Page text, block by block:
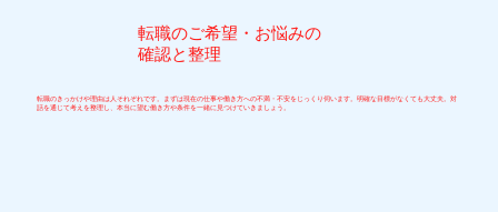
転職のご希望・お悩みの
確認と整理
転職のきっかけや理由は人それぞれです。まずは現在の仕事や働き方への不満・不安をじっくり伺います。明確な目標がなくても大丈夫。対
話を通じて考えを整理し、本当に望む働き方や条件を一緒に見つけていきましょう。